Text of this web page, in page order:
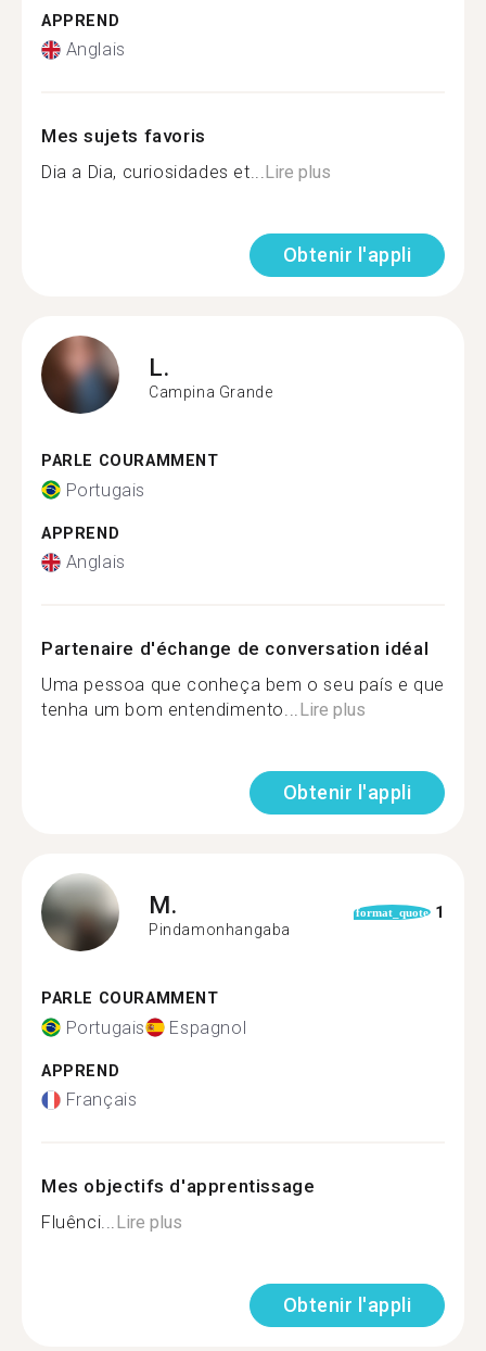
APPREND
Anglais
Mes sujets favoris
Dia a Dia, curiosidades et...Lire plus
Obtenir l'appli
L.
Campina Grande
PARLE COURAMMENT
Portugais
APPREND
Anglais
Partenaire d'échange de conversation idéal
Uma pessoa que conheça bem o seu país e que
tenha um bom entendimento...Lire plus
Obtenir l'appli
M.
Pindamonhangaba
format_quote 1
PARLE COURAMMENT
Portugais Espagnol
APPREND
Français
Mes objectifs d'apprentissage
Fluênci...Lire plus
Obtenir l'appli